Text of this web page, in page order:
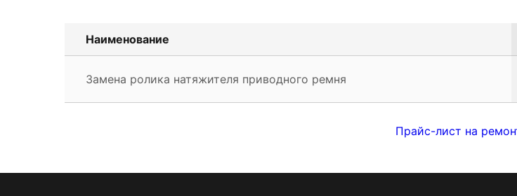
Наименование
Замена ролика натяжителя приводного ремня
Прайс-лист на